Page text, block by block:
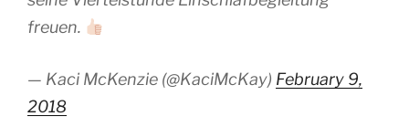
freuen.
— Kaci McKenzie (@KaciMcKay) February 9,
2018